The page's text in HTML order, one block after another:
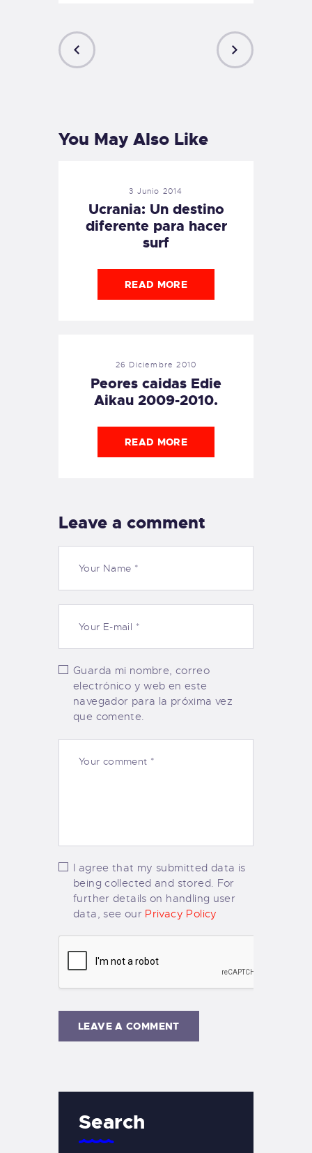
You May Also Like
3 Junio 2014
Ucrania: Un destino
diferente para hacer
surf
READ MORE
26 Diciembre 2010
Peores caidas Edie
Aikau 2009-2010.
READ MORE
Leave a comment
Guarda mi nombre, correo
electrónico y web en este
navegador para la próxima vez
que comente.
I agree that my submitted data is
being collected and stored. For
further details on handling user
data, see our Privacy Policy
Search